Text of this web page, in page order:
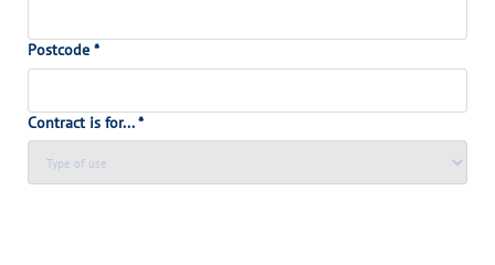
Postcode *
Contract is for...*